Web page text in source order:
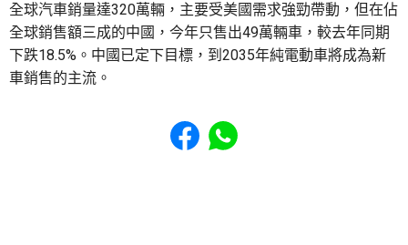
全球汽車銷量達320萬輛，主要受美國需求強勁帶動，但在佔
全球銷售額三成的中國，今年只售出49萬輛車，較去年同期
下跌18.5%。中國已定下目標，到2035年純電動車將成為新
車銷售的主流。
Share to Facebook
Share to WhatsApp